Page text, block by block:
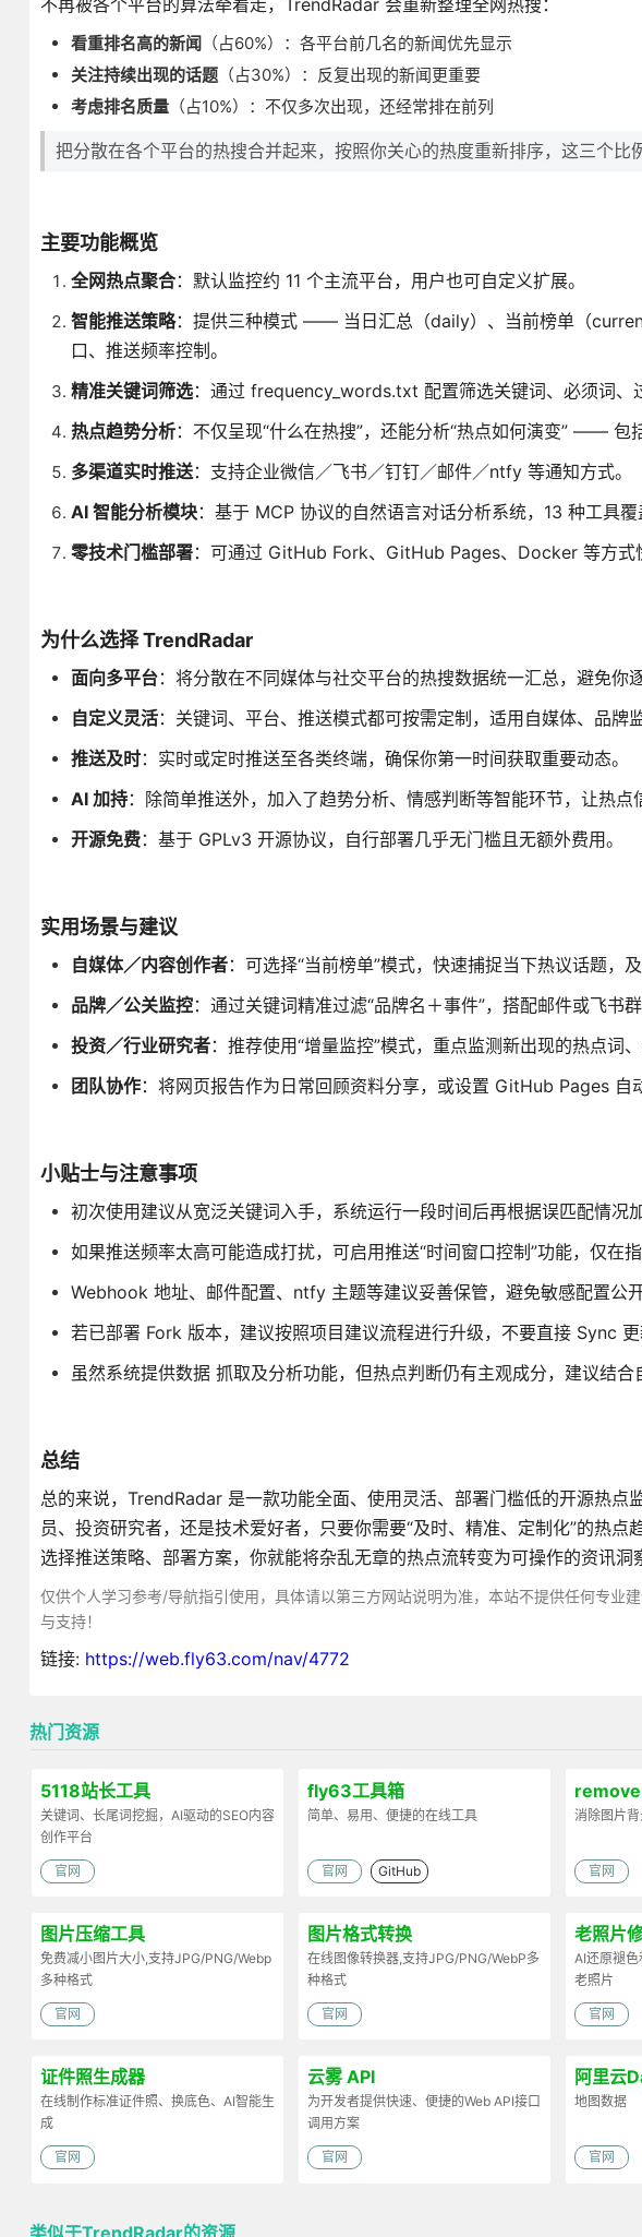
不再被各个平台的算法牵着走，TrendRadar 会重新整理全网热搜：
看重排名高的新闻 （占60%）：各平台前几名的新闻优先显示
关注持续出现的话题（占30%）：反复出现的新闻更重要
考虑排名质量（占10%）：不仅多次出现，还经常排在前列
把分散在各个平台的热搜合并起来，按照你关心的热度重新排序，这三个比
主要功能概览
全网热点聚合：默认监控约 11 个主流平台，用户也可自定义扩展。
智能推送策略：提供三种模式 —— 当日汇总（daily）、当前榜单（
口、推送频率控制。
精准关键词筛选：通过 frequency_words.txt 配置筛选关键词、必须词、
热点趋势分析：不仅呈现“什么在热搜”，还能分析“热点如何演变” —— 包
多渠道实时推送：支持企业微信／飞书／钉钉／邮件／ntfy 等通知方式。
AI 智能分析模块：基于 MCP 协议的自然语言对话分析系统，13 种工具
零技术门槛部署：可通过 GitHub Fork、GitHub Pages、Docker 等方式
为什么选择 TrendRadar
面向多平台：将分散在不同媒体与社交平台的热搜数据统一汇总，避免你
自定义灵活：关键词、平台、推送模式都可按需定制，适用自媒体、品牌
推送及时：实时或定时推送至各类终端，确保你第一时间获取重要动态。
AI 加持：除简单推送外，加入了趋势分析、情感判断等智能环节，让热点
开源免费：基于 GPLv3 开源协议，自行部署几乎无门槛且无额外费用。
实用场景与建议
自媒体／内容创作者：可选择“当前榜单”模式，快速捕捉当下热议话题，及
品牌／公关监控：通过关键词精准过滤“品牌名＋事件”，搭配邮件或飞书
投资／行业研究者：推荐使用“增量监控”模式，重点监测新出现的热点词
团队协作：将网页报告作为日常回顾资料分享，或设置 GitHub Pages 自
小贴士与注意事项
初次使用建议从宽泛关键词入手，系统运行一段时间后再根据误匹配情况
如果推送频率太高可能造成打扰，可启用推送“时间窗口控制”功能，仅在指
Webhook 地址、邮件配置、ntfy 主题等建议妥善保管，避免敏感配置公开
若已部署 Fork 版本，建议按照项目建议流程进行升级，不要直接 Sync 更
虽然系统提供数据 抓取及分析功能，但热点判断仍有主观成分，建议结合
总结
总的来说，TrendRadar 是一款功能全面、使用灵活、部署门槛低的开源热点
员、投资研究者，还是技术爱好者，只要你需要“及时、精准、定制化”的热点
选择推送策略、部署方案，你就能将杂乱无章的热点流转变为可操作的资讯洞
仅供个人学习参考/导航指引使用，具体请以第三方网站说明为准，本站不提供任何专业
与支持！
链接: https://web.fly63.com/nav/4772
热门资源
5118站长工具
关键词、长尾词挖掘，AI驱动的SEO内容
创作平台
官网
fly63工具箱
简单、易用、便捷的在线工具
官网 GitHub
消除图片
官网
图片压缩工具
免费减小图片大小,支持JPG/PNG/Webp
多种格式
官网
图片格式转换
在线图像转换器,支持JPG/PNG/WebP多
种格式
官网
老照片
AI还原褪
老照片
官网
证件照生成器
在线制作标准证件照、换底色、AI智能生
成
官网
云雾 API
为开发者提供快速、便捷的Web API接口
调用方案
官网
阿里云
地图数据
官网